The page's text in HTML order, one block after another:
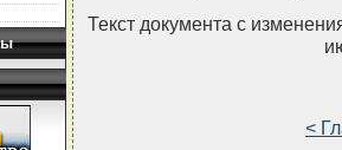
Текст документа с
<